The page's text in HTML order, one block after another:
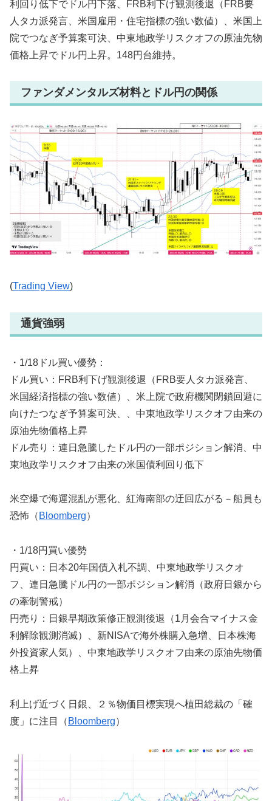
利回り低下でドル円下落、FRB利下げ観測後退（FRB要
人タカ派発言、米国雇用・住宅指標の強い数値）、米国上
院でつなぎ予算案可決、中東地政学リスクオフの原油先物
価格上昇でドル円上昇。148円台維持。
ファンダメンタルズ材料とドル円の関係
(Trading View)
通貨強弱
・1/18ドル買い優勢：
ドル買い：FRB利下げ観測後退（FRB要人タカ派発言、
米国経済指標の強い数値）、米上院で政府機関閉鎖回避に
向けたつなぎ予算案可決、、中東地政学リスクオフ由来の
原油先物価格上昇
ドル売り：連日急騰したドル円の一部ポジション解消、中
東地政学リスクオフ由来の米国債利回り低下
米空爆で海運混乱が悪化、紅海南部の迂回広がる－船員も
恐怖（ Bloomberg）
・1/18円買い優勢
円買い：日本20年国債入札不調、中東地政学リスクオ
フ、連日急騰ドル円の一部ポジション解消（政府日銀から
の牽制警戒）
円売り：日銀早期政策修正観測後退（1月会合マイナス金
利解除観測消滅）、新NISAで海外株購入急増、日本株海
外投資家人気）、中東地政学リスクオフ由来の原油先物価
格上昇
利上げ近づく日銀、２％物価目標実現へ植田総裁の「確
度」に注目（ Bloomberg）